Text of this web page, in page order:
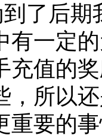
到了后
有一定
充值的
，所以
重要的事